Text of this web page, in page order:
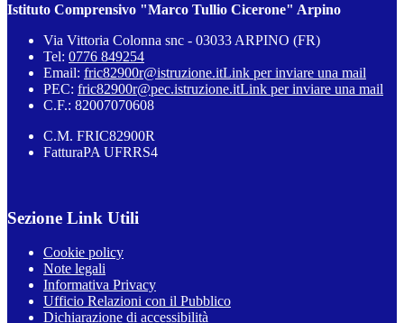
Istituto Comprensivo "Marco Tullio Cicerone" Arpino
Via Vittoria Colonna snc - 03033 ARPINO (FR)
Tel: 0776 849254
Email: fric82900r@istruzione.itLink per inviare una mail
PEC: fric82900r@pec.istruzione.itLink per inviare una mail
C.F.: 82007070608
C.M. FRIC82900R
FatturaPA UFRRS4
Sezione Link Utili
Cookie policy
Note legali
Informativa Privacy
Ufficio Relazioni con il Pubblico
Dichiarazione di accessibilità